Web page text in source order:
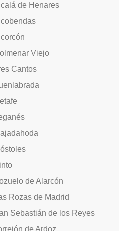
de Henares
Viejo
Cantos
de Alarcón
Rozas de Madrid
Sebastián de los Reyes